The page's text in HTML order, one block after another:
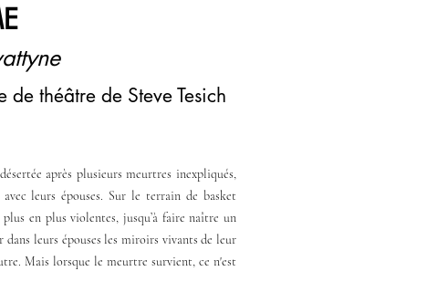
théâtre de Steve Tesich
après plusieurs meurtres inexpliqués,
leurs épouses. Sur le terrain de basket
en plus violentes, jusqu’à faire naître un
dans leurs épouses les miroirs vivants de leur
Mais lorsque le meurtre survient, ce n'est